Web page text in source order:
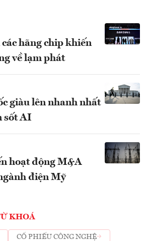
hãng chip khiến
về lạm phát
giàu lên nhanh nhất
sốt AI
hoạt động M&A
điện Mỹ
KHOÁ
CỔ PHIẾU CÔNG NGHỆ